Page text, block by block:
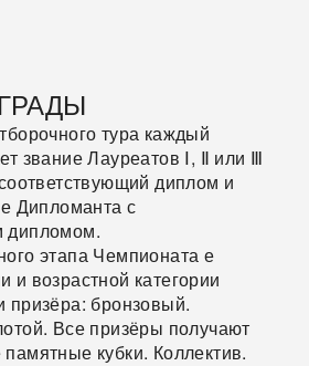
8:00
Трансфер
тура каждый
звание Лауреатов Ⅰ, Ⅱ или Ⅲ
диплом и
Дипломанта с
дипломом.
этапа Чемпионата е
и возрастной категории
призёра: бронзовый.
Все призёры получают
кубки. Коллектив.